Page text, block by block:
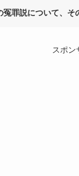
罪説について、そ
スポン